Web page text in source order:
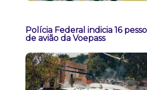
Polícia Federal indicia 16
de avião da Voepass